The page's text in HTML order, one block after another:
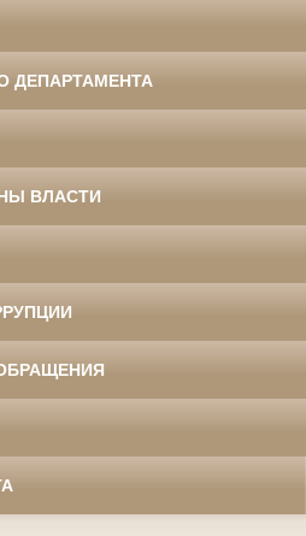
ДЕПАРТАМЕНТА
ВЛАСТИ